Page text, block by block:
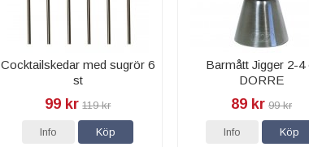
Cocktailskedar med sugrör 6
st
99 kr 119 kr
Info Köp
Barmått Jigger 2-4
DORRE
89 kr 99 kr
Info Köp